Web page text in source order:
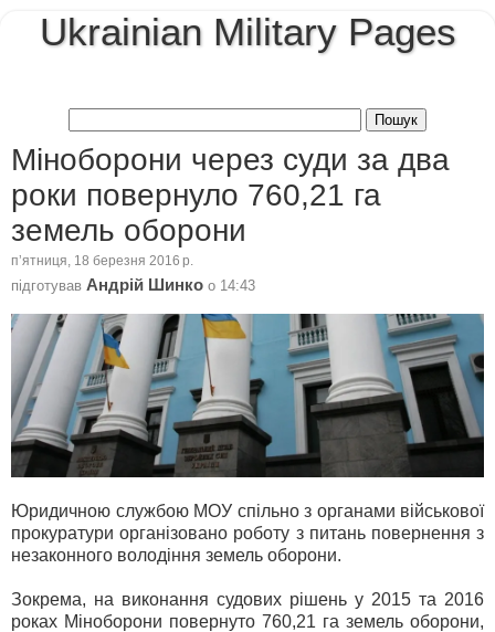
Ukrainian Military Pages
Міноборони через суди за два
роки повернуло 760,21 га
земель оборони
пʼятниця, 18 березня 2016 р.
підготував Андрій Шинко о 14:43
Юридичною службою МОУ спільно з органами військової
прокуратури організовано роботу з питань повернення з
незаконного володіння земель оборони.
Зокрема, на виконання судових рішень у 2015 та 2016
роках Міноборони повернуто 760,21 га земель оборони,